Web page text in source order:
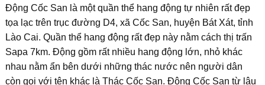
Động Cốc San là một quần thể hang động tự nhiên rất đẹp
tọa lạc trên trục đường D4, xã Cốc San, huyện Bát Xát, tỉnh
Lào Cai. Quần thể hang động rất đẹp này nằm cách thị trấn
Sapa 7km. Động gồm rất nhiều hang động lớn, nhỏ khác
nhau nằm ẩn bên dưới những thác nước nên người dân
còn gọi với tên khác là Thác Cốc San. Động Cốc San từ lâu